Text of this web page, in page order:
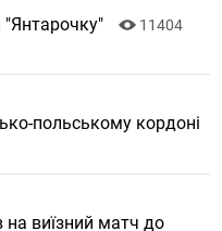
11404
польському кордоні
на виїзний матч до